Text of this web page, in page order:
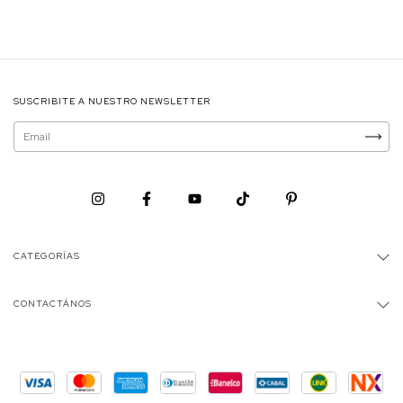
SUSCRIBITE A NUESTRO NEWSLETTER
CATEGORÍAS
CONTACTÁNOS